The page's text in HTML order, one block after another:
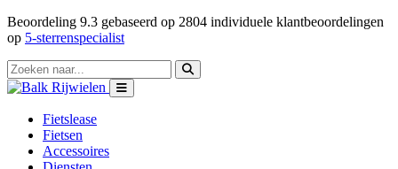
Beoordeling 9.3 gebaseerd op 2804 individuele klantbeoordelingen
op 5-sterrenspecialist
Fietslease
Fietsen
Accessoires